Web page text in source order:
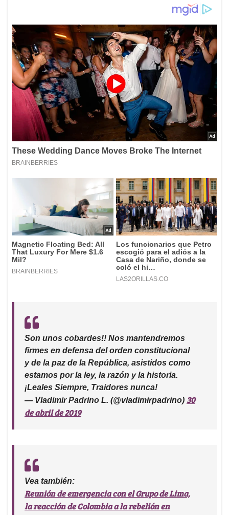
Son unos cobardes!! Nos mantendremos
firmes en defensa del orden constitucional
y de la paz de la República, asistidos como
estamos por la ley, la razón y la historia.
¡Leales Siempre, Traidores nunca!
— Vladimir Padrino L. (@vladimirpadrino) 30
de abril de 2019
Vea también:
Reunión de emergencia con el Grupo de Lima,
la reacción de Colombia a la rebelión en